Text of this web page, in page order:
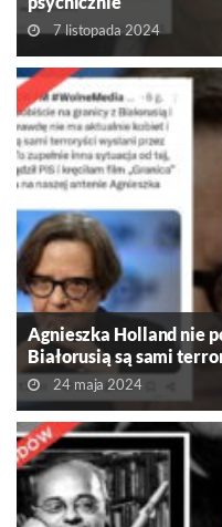
7 listopada 2024
Agnieszka Holland nie
Białorusią są sami
24 maja 2024